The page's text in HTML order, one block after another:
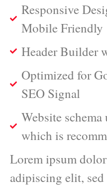
Responsive
Mobile Friendly
Header Builder
Optimized for
SEO Signal
Website
which is
Lorem ipsum
adipiscing elit,